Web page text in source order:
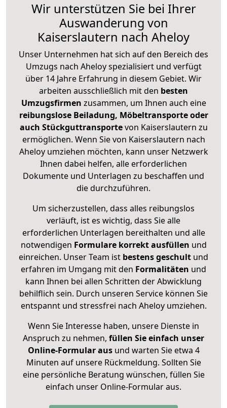
Wir unterstützen Sie bei Ihrer
Auswanderung von
Kaiserslautern nach Aheloy
Unser Unternehmen hat sich auf den Bereich des
Umzugs nach Aheloy spezialisiert und verfügt
über 14 Jahre Erfahrung in diesem Gebiet. Wir
arbeiten ausschließlich mit den besten
Umzugsfirmen zusammen, um Ihnen auch eine
reibungslose Beiladung, Möbeltransporte oder
auch Stückguttransportevon Kaiserslautern zu
ermöglichen. Wenn Sie von Kaiserslautern nach
Aheloy umziehen möchten, kann unser Netzwerk
Ihnen dabei helfen, alle erforderlichen
Dokumente und Unterlagen zu beschaffen und
die durchzuführen.
Um sicherzustellen, dass alles reibungslos
verläuft, ist es wichtig, dass Sie alle
erforderlichen Unterlagen bereithalten und alle
notwendigen Formulare korrekt ausfüllen und
einreichen. Unser Team ist bestens geschult und
erfahren im Umgang mit den Formalitäten und
kann Ihnen bei allen Schritten der Abwicklung
behilflich sein. Durch unseren Service können Sie
entspannt und stressfrei nach Aheloy umziehen.
Wenn Sie Interesse haben, unsere Dienste in
Anspruch zu nehmen, füllen Sie einfach unser
Online-Formular ausund warten Sie etwa 4
Minuten auf unsere Rückmeldung. Sollten Sie
eine persönliche Beratung wünschen, füllen Sie
einfach unser Online-Formular aus.